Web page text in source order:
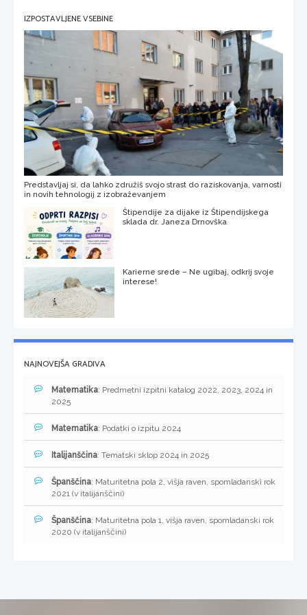
IZPOSTAVLJENE VSEBINE
Predstavljaj si, da lahko združiš svojo strast do raziskovanja, varnosti
in novih tehnologij z izobraževanjem
Štipendije za dijake iz Štipendijskega
sklada dr. Janeza Drnovška
Karierne srede – Ne ugibaj, odkrij svoje
interese!
NAJNOVEJŠA GRADIVA
Matematika: Predmetni izpitni katalog 2022, 2023, 2024 in
2025
Matematika: Podatki o izpitu 2024
Italijanščina: Tematski sklop 2024 in 2025
Španščina: Maturitetna pola 2, višja raven, spomladanski rok
2021 (v italijanščini)
Španščina: Maturitetna pola 1, višja raven, spomladanski rok
2020 (v italijanščini)